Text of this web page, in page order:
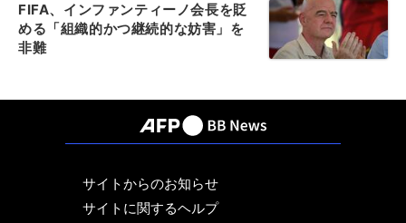
FIFA、インファンティーノ会長を貶
める「組織的かつ継続的な妨害」を
非難
サイトからのお知らせ
サイトに関するヘルプ